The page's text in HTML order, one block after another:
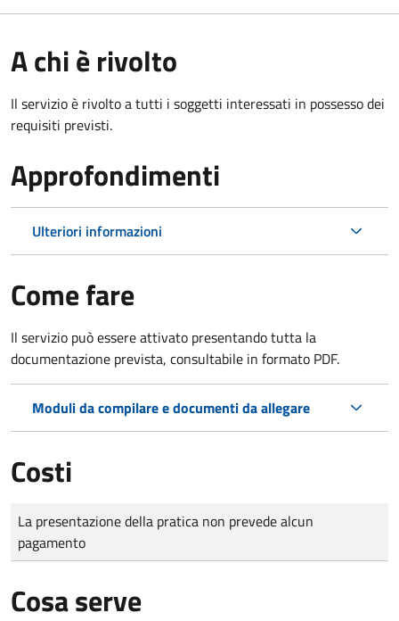
A chi è rivolto
Il servizio è rivolto a tutti i soggetti interessati in possesso dei
requisiti previsti.
Approfondimenti
Ulteriori informazioni
Come fare
Il servizio può essere attivato presentando tutta la
documentazione prevista, consultabile in formato PDF.
Moduli da compilare e documenti da allegare
Costi
Tipo di pagamento
Importo
La presentazione della pratica non prevede alcun
pagamento
Cosa serve